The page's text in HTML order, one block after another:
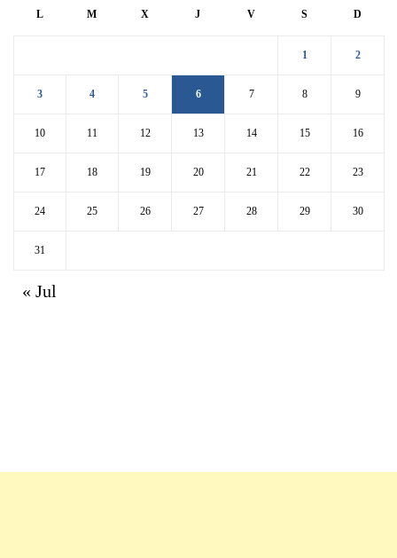
L M X J V S D
1 2
3 4 5 6 7 8 9
10 11 12 13 14 15 16
17 18 19 20 21 22 23
24 25 26 27 28 29 30
31
« Jul